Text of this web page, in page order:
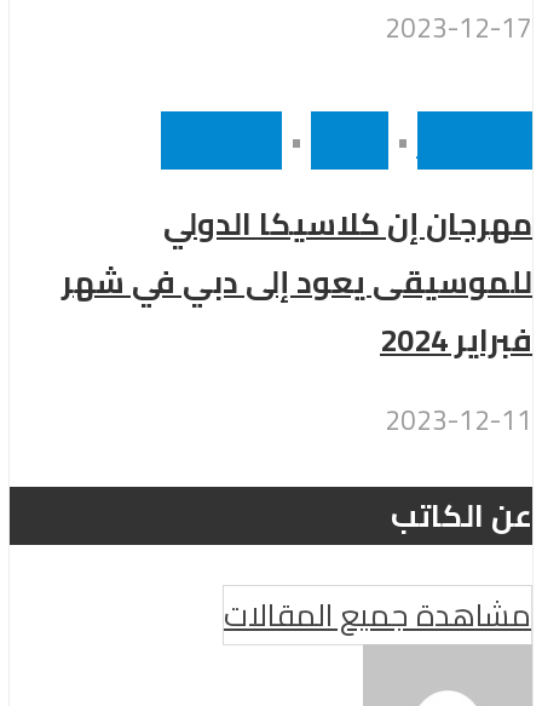
2023-12-17
•
•
مهرجان إن كلاسيكا الدولي
للموسيقى يعود إلى دبي في شهر
فبراير 2024
2023-12-11
عن الكاتب
مشاهدة جميع المقالات